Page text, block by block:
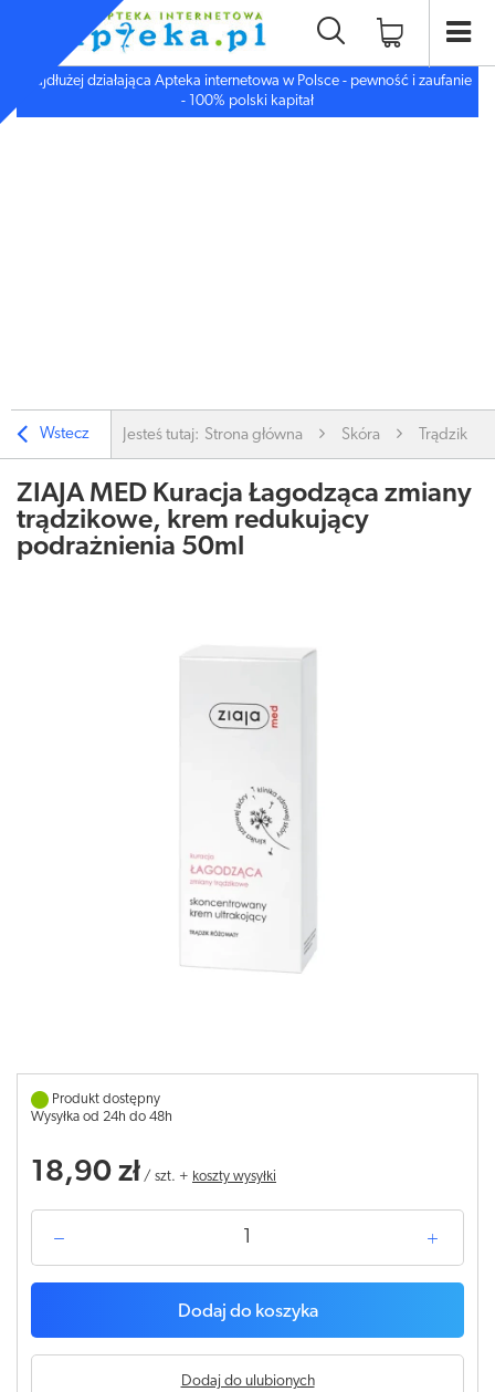
Najdłużej działająca Apteka internetowa w Polsce - pewność i zaufanie
- 100% polski kapitał
Wstecz Jesteś tutaj: Strona główna Skóra Trądzik,
ZIAJA MED Kuracja Łagodząca zmiany
trądzikowe, krem redukujący
podrażnienia 50ml
Produkt dostępny
Wysyłka od 24h do 48h
18,90 zł / szt. + koszty wysyłki
Dodaj do koszyka
Dodaj do ulubionych